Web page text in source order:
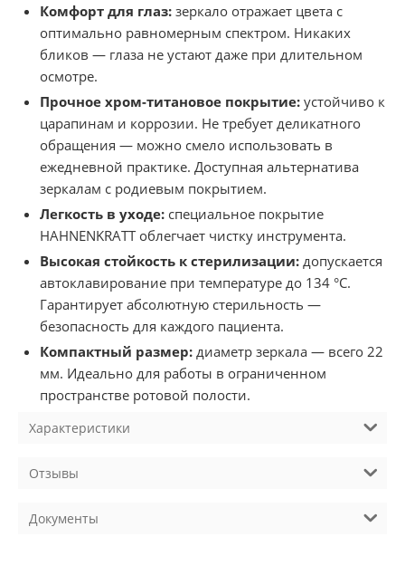
Комфорт для глаз: зеркало отражает цвета с
оптимально равномерным спектром. Никаких
бликов — глаза не устают даже при длительном
осмотре.
Прочное хром-титановое покрытие: устойчиво к
царапинам и коррозии. Не требует деликатного
обращения — можно смело использовать в
ежедневной практике. Доступная альтернатива
зеркалам с родиевым покрытием.
Легкость в уходе: специальное покрытие
HAHNENKRATT облегчает чистку инструмента.
Высокая стойкость к стерилизации: допускается
автоклавирование при температуре до 134 °C.
Гарантирует абсолютную стерильность —
безопасность для каждого пациента.
Компактный размер: диаметр зеркала — всего 22
мм. Идеально для работы в ограниченном
пространстве ротовой полости.
Характеристики
Отзывы
Документы